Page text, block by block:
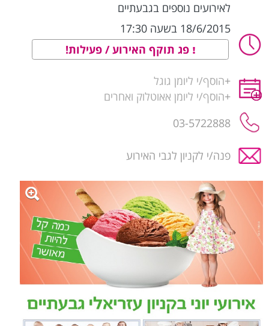
לאירועים נוספים בגבעתיים
18/6/2015 בשעה 17:30
פג תוקף האירוע / פעילות!
+הוסף/י ליומן גוגל
+הוסף/י ליומן אאוטלוק ואחרים
03-5722888
פנה/י לקניון לגבי האירוע